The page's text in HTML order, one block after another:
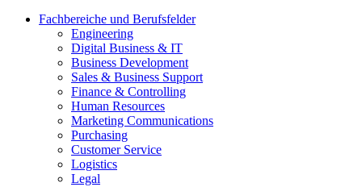
Fachbereiche und Berufsfelder
Engineering
Digital Business & IT
Business Development
Sales & Business Support
Finance & Controlling
Human Resources
Marketing Communications
Purchasing
Customer Service
Logistics
Legal